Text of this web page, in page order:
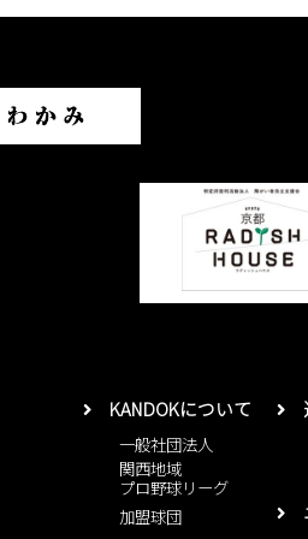
KANDOKについて
一般社団法人
関西地域
プロ野球リーグ
加盟球団